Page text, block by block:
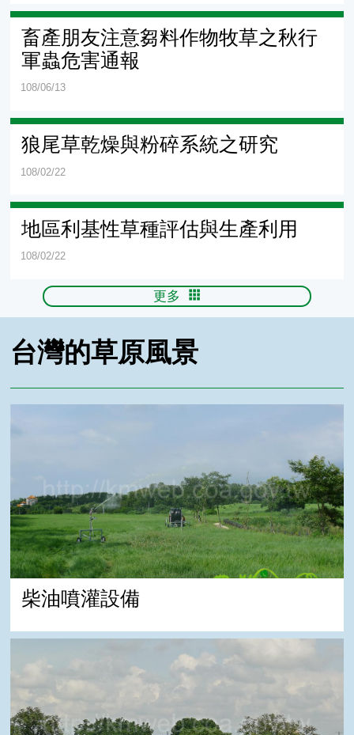
畜產朋友注意芻料作物牧草之秋行
軍蟲危害通報
108/06/13
狼尾草乾燥與粉碎系統之研究
108/02/22
地區利基性草種評估與生產利用
108/02/22
更多
台灣的草原風景
柴油噴灌設備